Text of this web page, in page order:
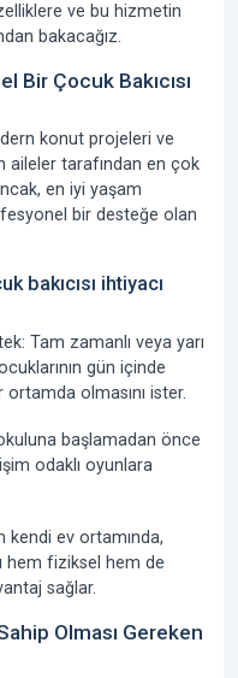
ve bu hizmetin
bakacağız.
Bir Çocuk Bakıcısı
konut projeleri ve
aileler tarafından en çok
en iyi yaşam
bir desteğe olan
bakıcısı ihtiyacı
Tam zamanlı veya yarı
gün içinde
olmasını ister.
başlamadan önce
odaklı oyunlara
kendi ev ortamında,
hem fiziksel hem de
sağlar.
Olması Gereken